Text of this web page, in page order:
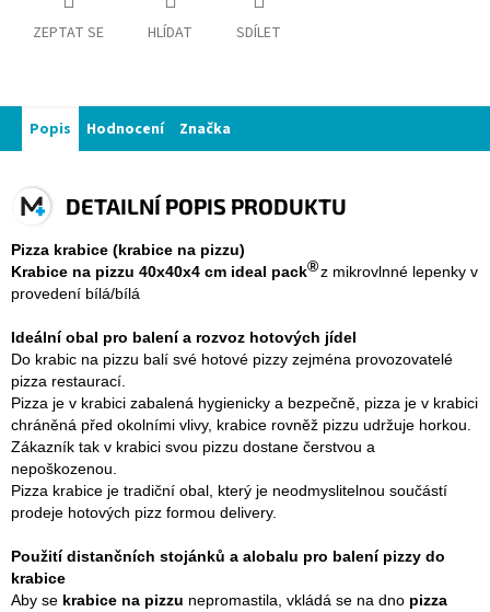
ZEPTAT SE HLÍDAT SDÍLET
Popis Hodnocení Značka
DETAILNÍ POPIS PRODUKTU
Pizza krabice (krabice na pizzu)
Krabice na pizzu 40x40x4 cm ideal pack®z mikrovlnné lepenky v
provedení bílá/bílá
Ideální obal pro balení a rozvoz hotových jídel
Do krabic na pizzu balí své hotové pizzy zejména provozovatelé
pizza restaurací.
Pizza je v krabici zabalená hygienicky a bezpečně, pizza je v krabici
chráněná před okolními vlivy, krabice rovněž pizzu udržuje horkou.
Zákazník tak v krabici svou pizzu dostane čerstvou a
nepoškozenou.
Pizza krabice je tradiční obal, který je neodmyslitelnou součástí
prodeje hotových pizz formou delivery.
Použití distančních stojánků a alobalu pro balení pizzy do
krabice
Aby se krabice na pizzu nepromastila, vkládá se na dno pizza